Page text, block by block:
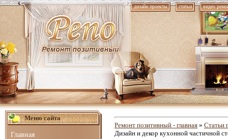
дизайн проекты статьи видео
Меню сайта
Главная
Ремонт позитивный - главная » Статьи
Дизайн и декор кухонной частичной